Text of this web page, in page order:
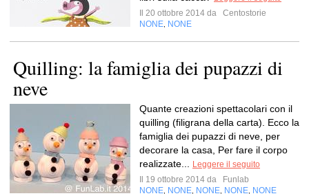
Il 20 ottobre 2014 da
Centostorie
NONE NONE
Quilling: la famiglia dei pupazzi di
neve
Quante creazioni spettacolari con il
quilling (filigrana della carta). Ecco la
famiglia dei pupazzi di neve, per
decorare la casa, Per fare il corpo
realizzate...
Leggere il seguito
Il 19 ottobre 2014 da
Funlab
NONE NONE NONE NONE NONE